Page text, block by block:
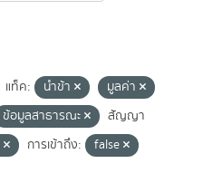
แท็ค: นำข้า
มูลค่า
ข้อมูลสาธารณะ
สัญญา
การเข้าถึง:
false